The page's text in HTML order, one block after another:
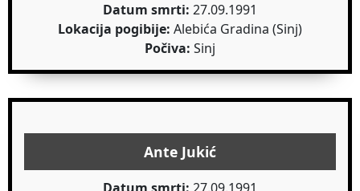
Datum smrti: 27.09.1991
Lokacija pogibije: Alebića Gradina (Sinj)
Počiva: Sinj
Ante Jukić